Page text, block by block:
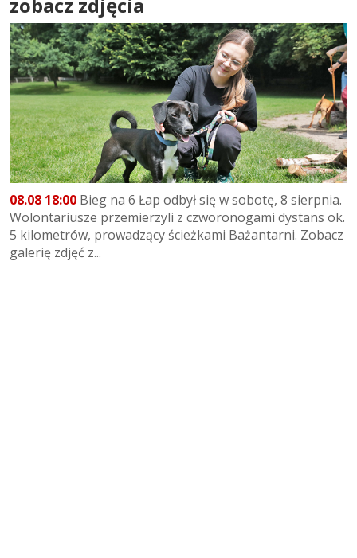
08.08 18:00 Bieg na 6 Łap odbył się w sobotę, 8 sierpnia.
Wolontariusze przemierzyli z czworonogami dystans ok.
5 kilometrów, prowadzący ścieżkami Bażantarni. Zobacz
galerię zdjęć z...